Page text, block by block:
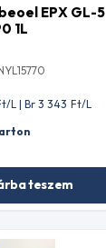
EPX GL-5
1L
/L | Br 3 343 Ft/L
teszem